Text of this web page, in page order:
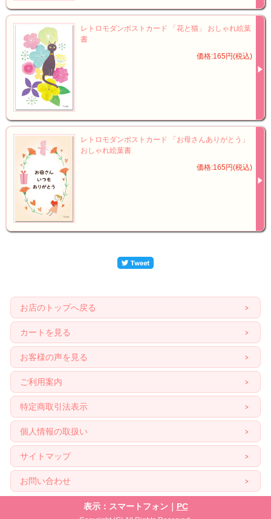
レトロモダンポストカード 「花と猫」 おしゃれ絵葉
書
価格:165円(税込)
レトロモダンポストカード 「お母さんありがとう」
おしゃれ絵葉書
価格:165円(税込)
お店のトップへ戻る
カートを見る
お客様の声を見る
ご利用案内
特定商取引法表示
個人情報の取扱い
サイトマップ
お問い合わせ
表示：スマートフォン｜ PC